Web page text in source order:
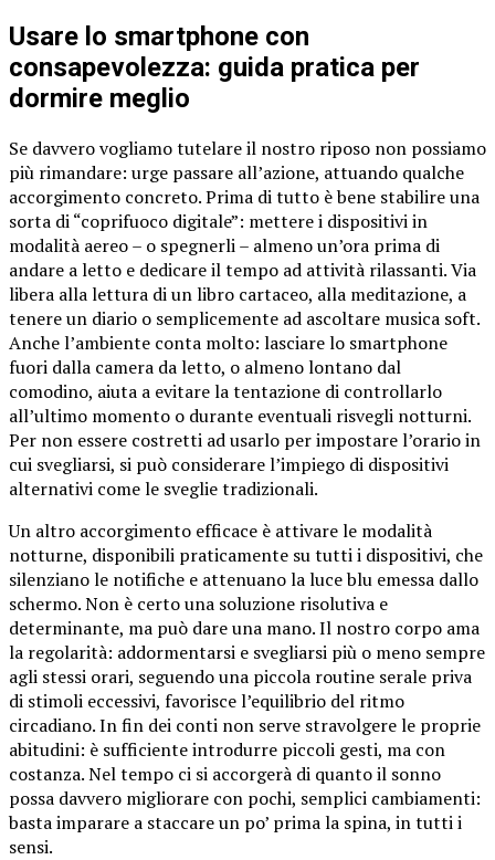
Usare lo smartphone con
consapevolezza: guida pratica per
dormire meglio
Se davvero vogliamo tutelare il nostro riposo non possiamo
più rimandare: urge passare all’azione, attuando qualche
accorgimento concreto. Prima di tutto è bene stabilire una
sorta di “coprifuoco digitale”: mettere i dispositivi in
modalità aereo – o spegnerli – almeno un’ora prima di
andare a letto e dedicare il tempo ad attività rilassanti. Via
libera alla lettura di un libro cartaceo, alla meditazione, a
tenere un diario o semplicemente ad ascoltare musica soft.
Anche l’ambiente conta molto: lasciare lo smartphone
fuori dalla camera da letto, o almeno lontano dal
comodino, aiuta a evitare la tentazione di controllarlo
all’ultimo momento o durante eventuali risvegli notturni.
Per non essere costretti ad usarlo per impostare l’orario in
cui svegliarsi, si può considerare l’impiego di dispositivi
alternativi come le sveglie tradizionali.
Un altro accorgimento efficace è attivare le modalità
notturne, disponibili praticamente su tutti i dispositivi, che
silenziano le notifiche e attenuano la luce blu emessa dallo
schermo. Non è certo una soluzione risolutiva e
determinante, ma può dare una mano. Il nostro corpo ama
la regolarità: addormentarsi e svegliarsi più o meno sempre
agli stessi orari, seguendo una piccola routine serale priva
di stimoli eccessivi, favorisce l’equilibrio del ritmo
circadiano. In fin dei conti non serve stravolgere le proprie
abitudini: è sufficiente introdurre piccoli gesti, ma con
costanza. Nel tempo ci si accorgerà di quanto il sonno
possa davvero migliorare con pochi, semplici cambiamenti:
basta imparare a staccare un po’ prima la spina, in tutti i
sensi.